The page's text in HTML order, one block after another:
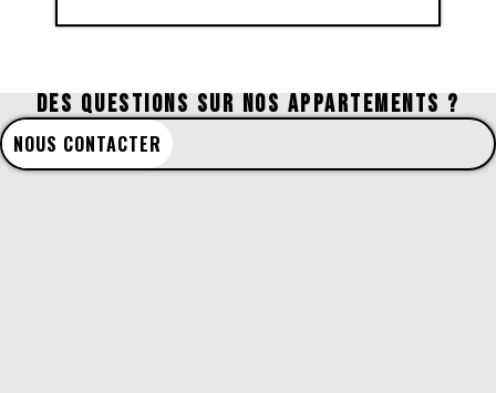
DES QUESTIONS SUR NOS APPARTEMENTS ?
NOUS CONTACTER